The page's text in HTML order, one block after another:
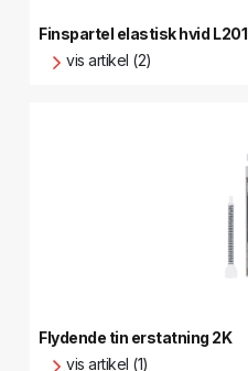
Finspartel elastisk hvid L201
vis artikel (2)
Flydende tin erstatning 2K
vis artikel (1)